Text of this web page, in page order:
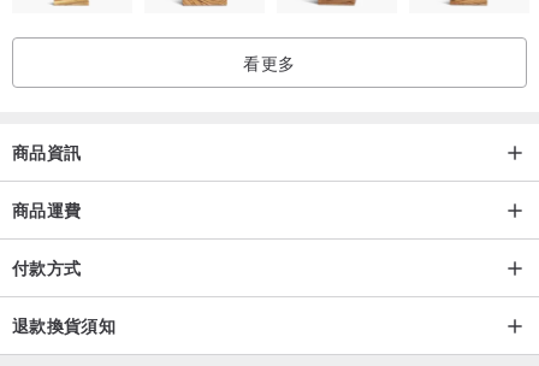
看更多
商品資訊
商品運費
付款方式
退款換貨須知